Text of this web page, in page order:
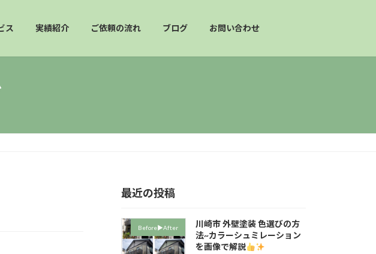
ス 実績紹介 ご依頼の流れ ブログ お問い合わせ
最近の投稿
Before▶︎After
川崎市 外壁塗装 色選びの方
法~カラーシュミレーション
を画像で解説